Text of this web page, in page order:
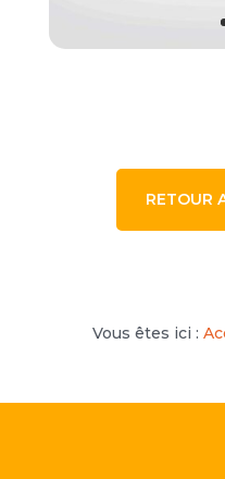
RETOUR
Vous êtes ici :